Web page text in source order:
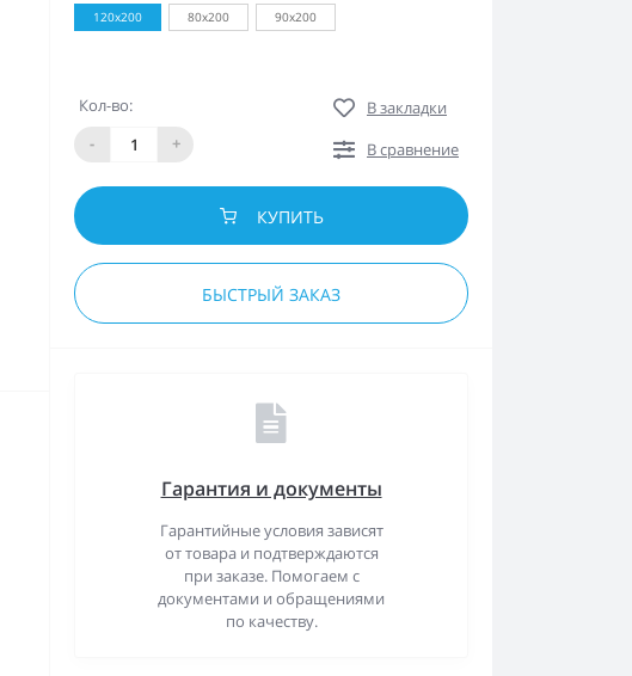
120х200 80х200 90х200
Кол-во:
-
+
В закладки
В сравнение
КУПИТЬ
БЫСТРЫЙ ЗАКАЗ
Гарантия и документы
Гарантийные условия зависят
от товара и подтверждаются
при заказе. Помогаем с
документами и обращениями
по качеству.